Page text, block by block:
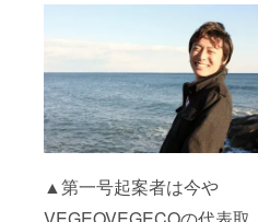
▲第一号起案者は今や